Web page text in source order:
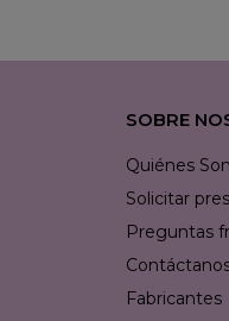
SOBRE
Quiénes
Solicitar
Preguntas
Fabricantes